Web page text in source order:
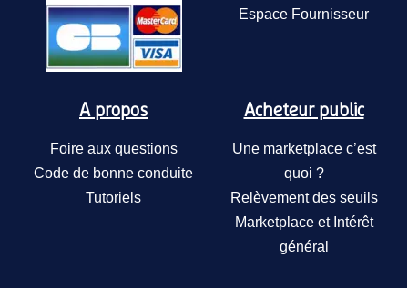
Espace Fournisseur
A propos
Foire aux questions
Code de bonne conduite
Tutoriels
Acheteur public
Une marketplace c’est
quoi ?
Relèvement des seuils
Marketplace et Intérêt
général